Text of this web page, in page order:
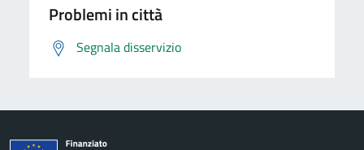
Problemi in città
Segnala disservizio